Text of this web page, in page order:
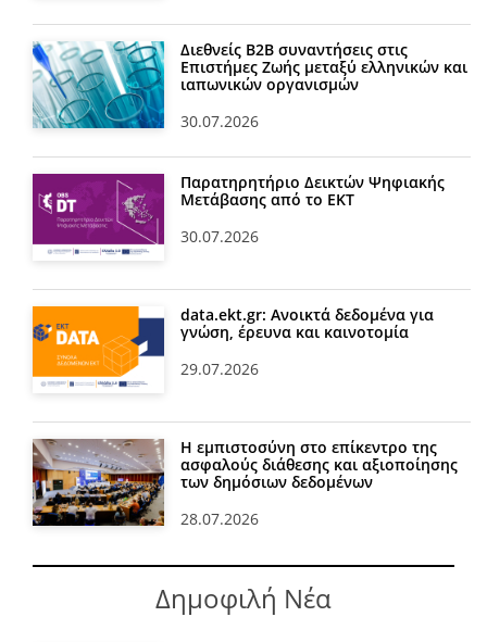
Διεθνείς Β2Β συναντήσεις στις
Επιστήμες Ζωής μεταξύ ελληνικών και
ιαπωνικών οργανισμών
30.07.2026
Παρατηρητήριο Δεικτών Ψηφιακής
Μετάβασης από το ΕΚΤ
30.07.2026
data.ekt.gr: Ανοικτά δεδομένα για
γνώση, έρευνα και καινοτομία
29.07.2026
Η εμπιστοσύνη στο επίκεντρο της
ασφαλούς διάθεσης και αξιοποίησης
των δημόσιων δεδομένων
28.07.2026
Δημοφιλή Νέα